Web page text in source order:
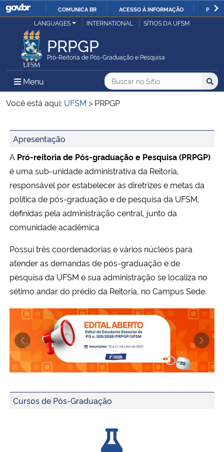
IR
COMUNICA BR ACESSO À INFORMAÇÃO
Ministério da Justiça e Segurança Pública
Ministério da Defesa
Ministério das Relações Exteriores
Ministério da Infraestrutura
Ministério da Educação
Ministério da Cidadania
Ministério da Saúde
Ministério da Ciência, Tecnologia, Inovações e Comunicações
Ministério do Meio Ambiente
Ministério do Turismo
Ministério do Desenvolvimento Regional
Ministério da Mulher, da Família e dos Direitos Humanos
LANGUAGES INTERNATIONAL SÍTIOS DA UFSM
PRPGP
Pró-Reitoria de Pós-Graduação e Pesquisa
Menu Menu Principal do Sítio
Busca
Buscar no no Sítio
Busca:
Você está aqui: UFSM > PRPGP
Início do conteúdo
Apresentação
A Pró-reitoria de Pós-graduação e Pesquisa (PRPGP)
é uma sub-unidade administrativa da Reitoria,
responsável por estabelecer as diretrizes e metas da
política de pós-graduação e de pesquisa da UFSM,
definidas pela administração central, junto da
comunidade acadêmica
Possui três coordenadorias e vários núcleos para
atender as demandas de pós-graduação e de
pesquisa da UFSM e sua administração se localiza no
sétimo andar do prédio da Reitoria, no Campus Sede.
Previous Next
Publicação do Edital de Estudante Especial n. 029/
UFSM oferece bolsas de iniciação científica para alunos
Cursos de Pós-Graduação